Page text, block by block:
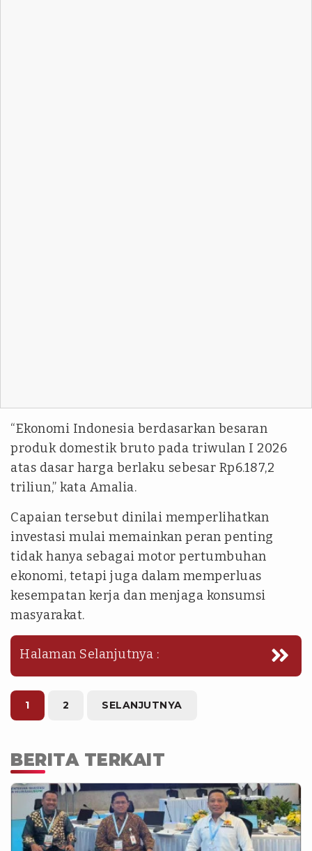
“Ekonomi Indonesia berdasarkan besaran
produk domestik bruto pada triwulan I 2026
atas dasar harga berlaku sebesar Rp6.187,2
triliun,” kata Amalia.
Capaian tersebut dinilai memperlihatkan
investasi mulai memainkan peran penting
tidak hanya sebagai motor pertumbuhan
ekonomi, tetapi juga dalam memperluas
kesempatan kerja dan menjaga konsumsi
masyarakat.
Halaman Selanjutnya :
1 2 SELANJUTNYA
BERITA TERKAIT